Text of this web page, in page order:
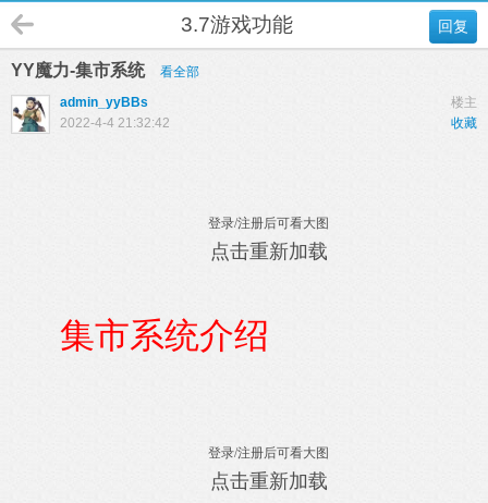
回复
3.7游戏功能
YY魔力-集市系统
看全部
楼主
admin_yyBBs
收藏
2022-4-4 21:32:42
登录/注册后可看大图
点击重新加载
集市系统介绍
登录/注册后可看大图
点击重新加载